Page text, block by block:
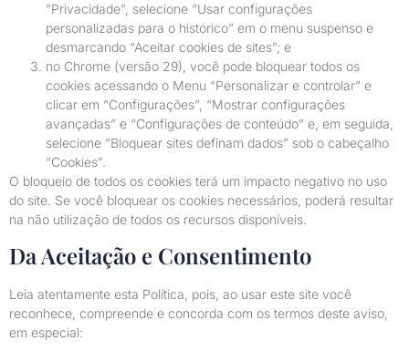
“Privacidade”, selecione “Usar configurações
personalizadas para o histórico” em o menu suspenso e
desmarcando “Aceitar cookies de sites”; e
no Chrome (versão 29), você pode bloquear todos os
cookies acessando o Menu “Personalizar e controlar” e
clicar em “Configurações”, “Mostrar configurações
avançadas” e “Configurações de conteúdo” e, em seguida,
selecione “Bloquear sites definam dados” sob o cabeçalho
“Cookies”.
O bloqueio de todos os cookies terá um impacto negativo no uso
do site. Se você bloquear os cookies necessários, poderá resultar
na não utilização de todos os recursos disponíveis.
Da Aceitação e Consentimento
Leia atentamente esta Política, pois, ao usar este site você
reconhece, compreende e concorda com os termos deste aviso,
em especial: